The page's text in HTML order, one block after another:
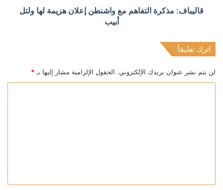
قاليباف: مذكرة التفاهم مع واشنطن إعلان هزيمة لها ولتل
أبيب
اترك تعليقاً
لن يتم نشر عنوان بريدك الإلكتروني. الحقول الإلزامية مشار إليها بـ *